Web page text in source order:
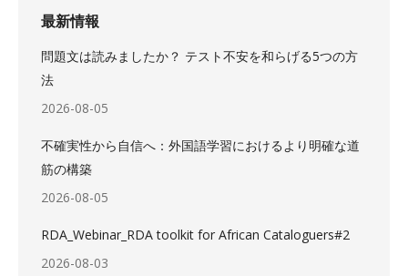
最新情報
問題文は読みましたか？ テスト不安を和らげる5つの方
法
2026-08-05
不確実性から自信へ：外国語学習におけるより明確な道
筋の構築
2026-08-05
RDA_Webinar_RDA toolkit for African Cataloguers#2
2026-08-03